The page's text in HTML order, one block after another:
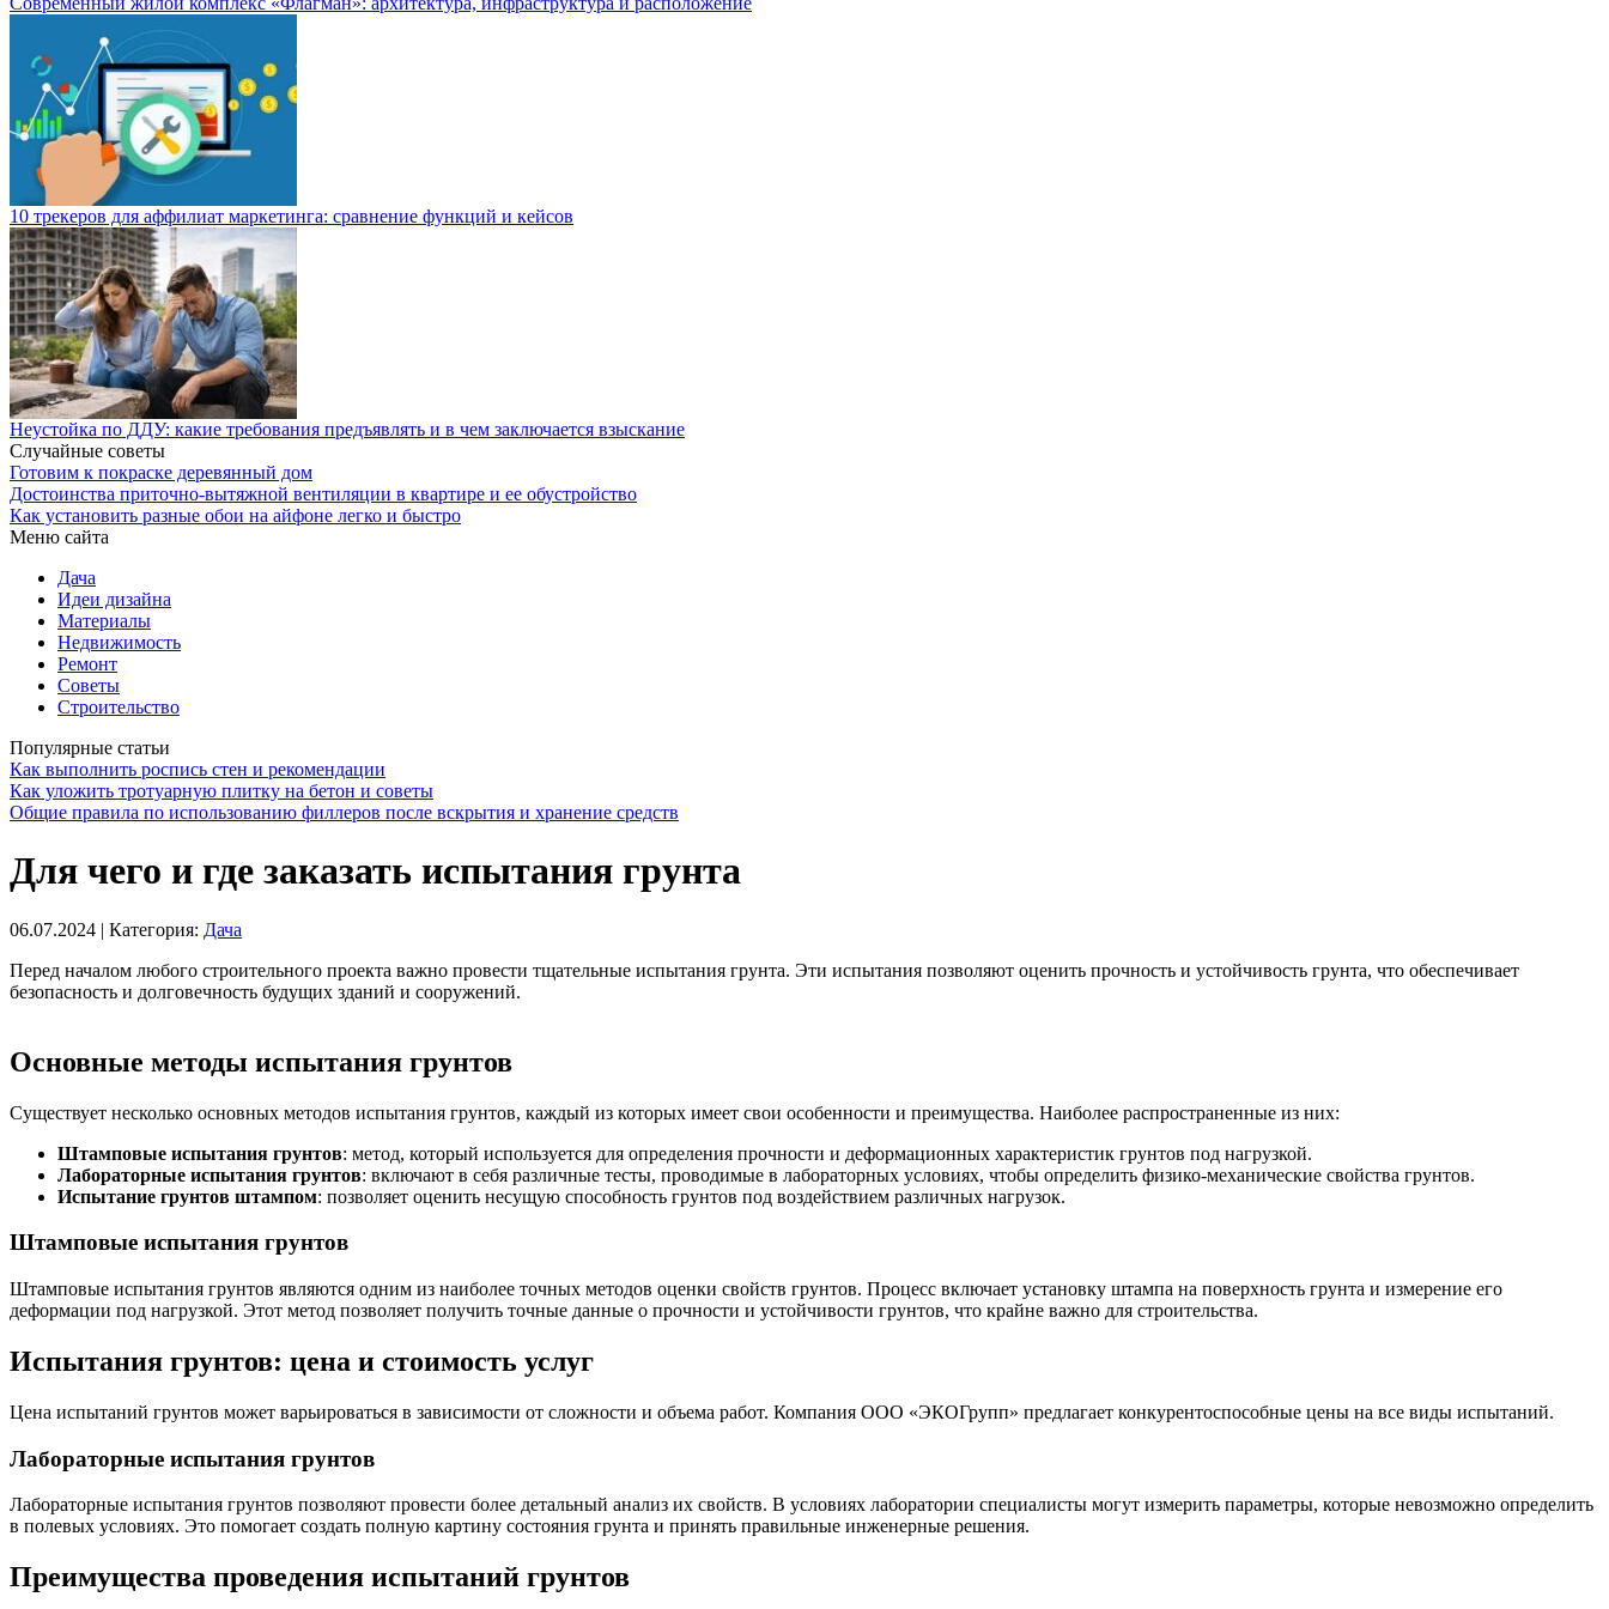
10 трекеров для аффилиат маркетинга: сравнение функций и кейсов
Неустойка по ДДУ: какие требования предъявлять и в чем заключается взыскание
Случайные советы
Готовим к покраске деревянный дом
Достоинства приточно-вытяжной вентиляции в квартире и ее обустройство
Как установить разные обои на айфоне легко и быстро
Меню сайта
Дача
Идеи дизайна
Материалы
Недвижимость
Ремонт
Советы
Строительство
Популярные статьи
Как выполнить роспись стен и рекомендации
Как уложить тротуарную плитку на бетон и советы
Общие правила по использованию филлеров после вскрытия и хранение средств
Для чего и где заказать испытания грунта
06.07.2024 | Категория: Дача
Перед началом любого строительного проекта важно провести тщательные испытания грунта. Эти испытания позволяют оценить прочность и устойчивость грунта, что обеспечивает
безопасность и долговечность будущих зданий и сооружений.
Основные методы испытания грунтов
Существует несколько основных методов испытания грунтов, каждый из которых имеет свои особенности и преимущества. Наиболее распространенные из них:
Штамповые испытания грунтов: метод, который используется для определения прочности и деформационных характеристик грунтов под нагрузкой.
Лабораторные испытания грунтов: включают в себя различные тесты, проводимые в лабораторных условиях, чтобы определить физико-механические свойства грунтов.
Испытание грунтов штампом: позволяет оценить несущую способность грунтов под воздействием различных нагрузок.
Штамповые испытания грунтов
Штамповые испытания грунтов являются одним из наиболее точных методов оценки свойств грунтов. Процесс включает установку штампа на поверхность грунта и измерение его
деформации под нагрузкой. Этот метод позволяет получить точные данные о прочности и устойчивости грунтов, что крайне важно для строительства.
Испытания грунтов: цена и стоимость услуг
Цена испытаний грунтов может варьироваться в зависимости от сложности и объема работ. Компания ООО «ЭКОГрупп» предлагает конкурентоспособные цены на все виды испытаний.
Лабораторные испытания грунтов
Лабораторные испытания грунтов позволяют провести более детальный анализ их свойств. В условиях лаборатории специалисты могут измерить параметры, которые невозможно определить
в полевых условиях. Это помогает создать полную картину состояния грунта и принять правильные инженерные решения.
Преимущества проведения испытаний грунтов